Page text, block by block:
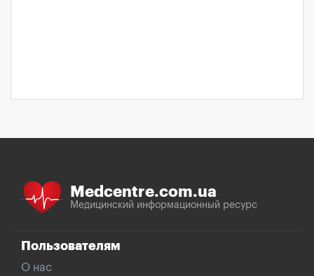
Medcentre.com.ua
Медицинский информационный ресурс
Пользователям
О нас